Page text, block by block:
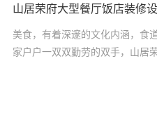
山居荣府大型餐厅饭店装修
美食，有着深邃的文化内涵，食
家户户一双双勤劳的双手，山居